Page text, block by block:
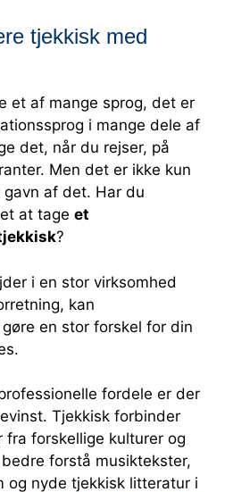
tjekkisk med
et af mange sprog, det er
i mange dele af
det, når du rejser, på
Men det er ikke kun
af det. Har du
at tage et
?
i en stor virksomhed
kan
en stor forskel for din
fordele er der
Tjekkisk forbinder
fra forskellige kulturer og
forstå musiktekster,
og nyde tjekkisk litteratur i